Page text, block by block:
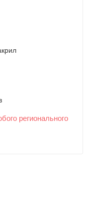
регионального